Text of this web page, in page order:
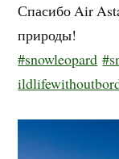
Спасибо Air
природы!
#snowleopard